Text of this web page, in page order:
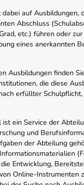
auf Ausbildungen,
Abschluss
etc.) führen oder zur
eines anerkannten
Ausbildungen finden
die diese
erfüllter Schulpflicht,
ein Service der
und
der Abteilung
Entwicklung,
Online-Instrumenten